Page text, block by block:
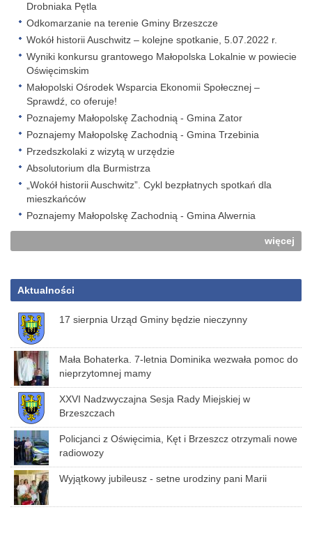
Drobniaka Pętla
Odkomarzanie na terenie Gminy Brzeszcze
Wokół historii Auschwitz – kolejne spotkanie, 5.07.2022 r.
Wyniki konkursu grantowego Małopolska Lokalnie w powiecie
Oświęcimskim
Małopolski Ośrodek Wsparcia Ekonomii Społecznej –
Sprawdź, co oferuje!
Poznajemy Małopolskę Zachodnią - Gmina Zator
Poznajemy Małopolskę Zachodnią - Gmina Trzebinia
Przedszkolaki z wizytą w urzędzie
Absolutorium dla Burmistrza
„Wokół historii Auschwitz”. Cykl bezpłatnych spotkań dla
mieszkańców
Poznajemy Małopolskę Zachodnią - Gmina Alwernia
więcej
Aktualności
17 sierpnia Urząd Gminy będzie nieczynny
Mała Bohaterka. 7-letnia Dominika wezwała pomoc do
nieprzytomnej mamy
XXVI Nadzwyczajna Sesja Rady Miejskiej w
Brzeszczach
Policjanci z Oświęcimia, Kęt i Brzeszcz otrzymali nowe
radiowozy
Wyjątkowy jubileusz - setne urodziny pani Marii